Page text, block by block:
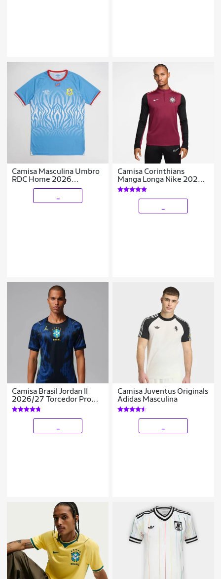
Camisa Masculina Umbro
RDC Home 2026
U11L01183
Camisa Corinthians
Manga Longa Nike 2026
Treino Masculina
Camisa Brasil Jordan II
2026/27 Torcedor Pro
Masculina
Camisa Juventus Originals
Adidas Masculina